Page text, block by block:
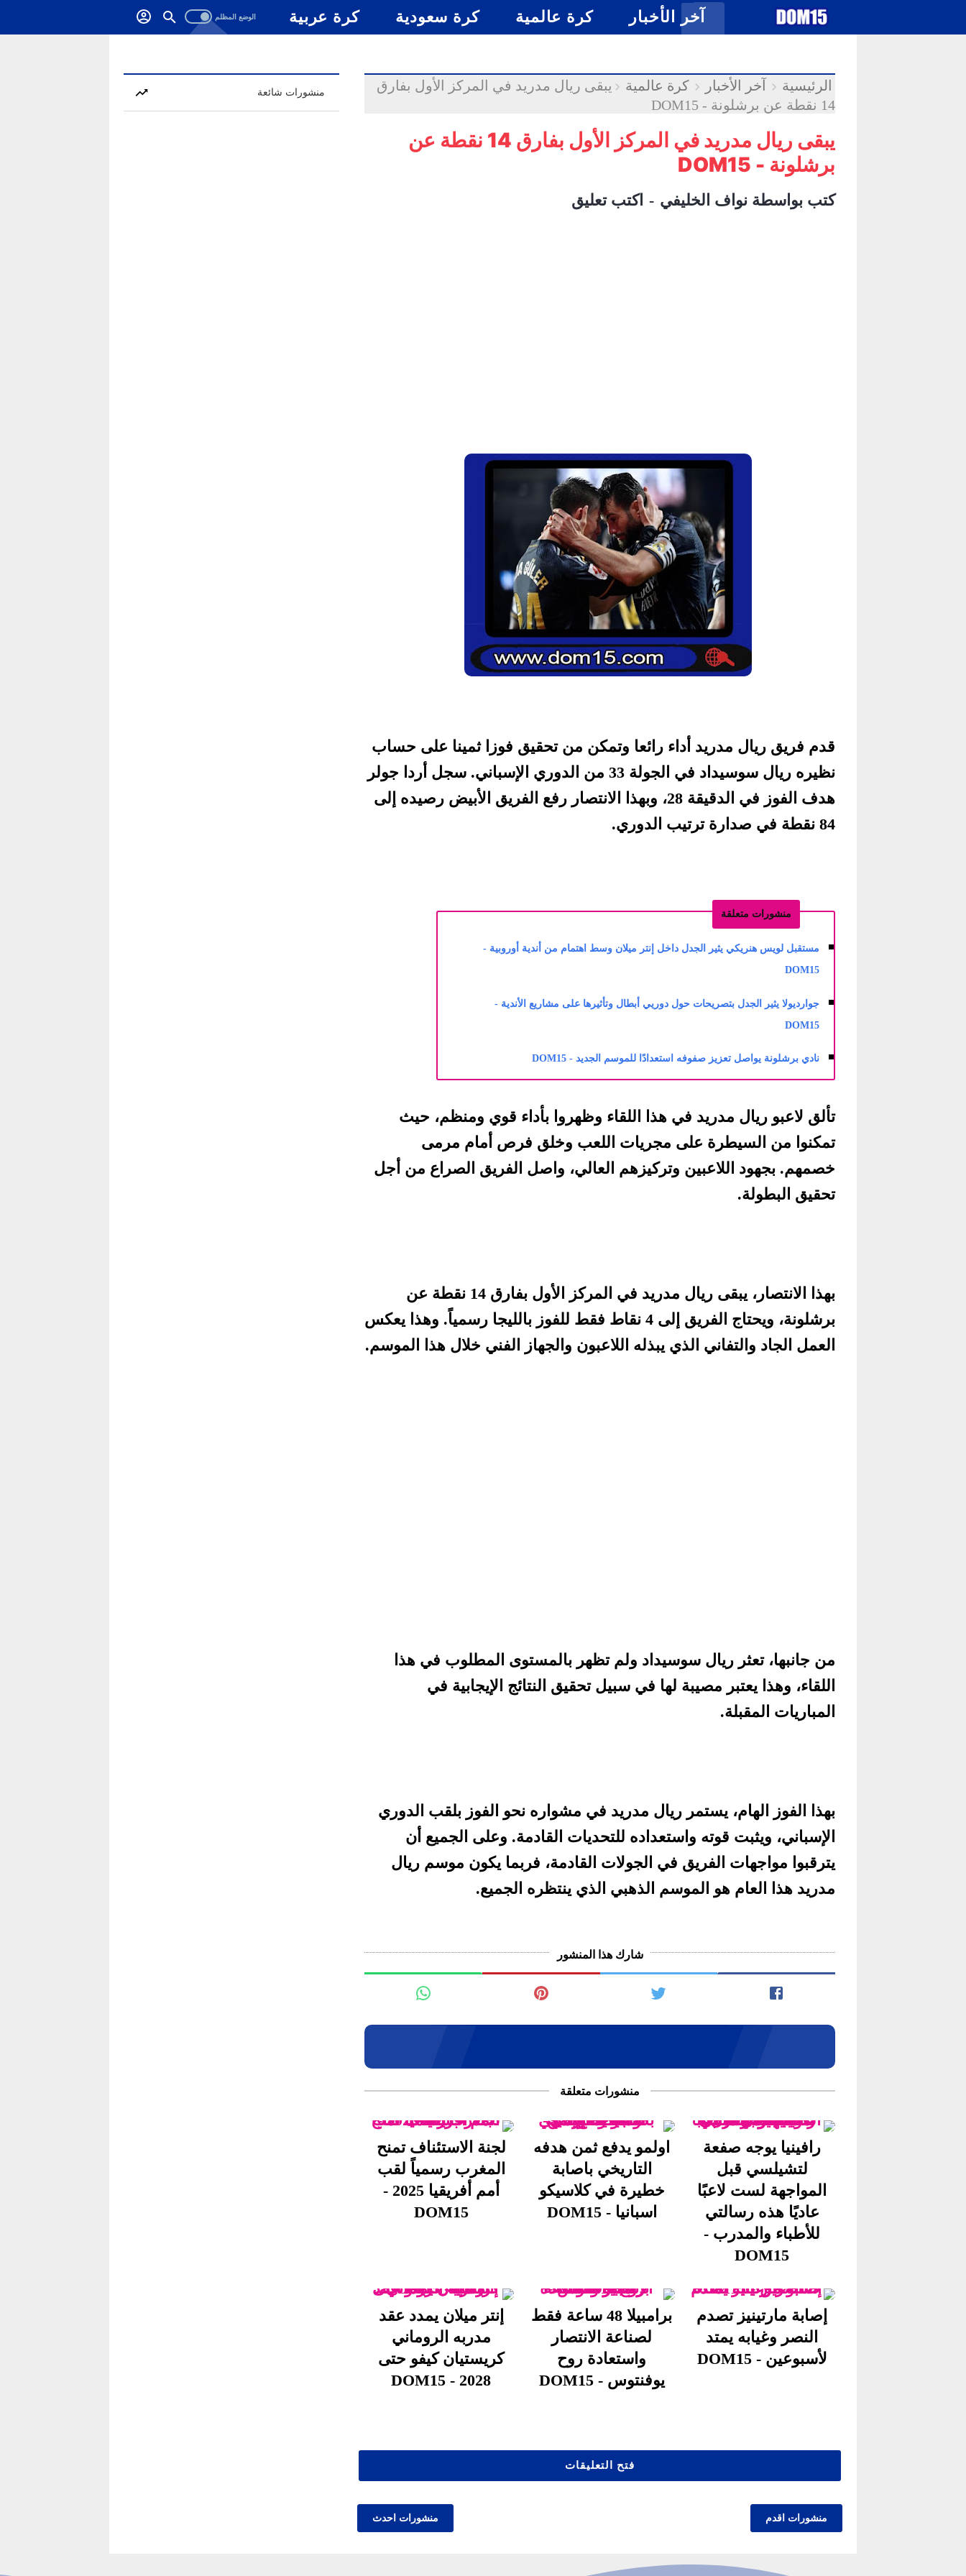
آخر الأخبار كرة عالمية كرة سعودية كرة عربية
الرئيسية آخر الأخبار كرة عالمية
يبقى ريال مدريد في المركز الأول بفارق
14 نقطة عن برشلونة - DOM15
يبقى ريال مدريد في المركز الأول بفارق 14 نقطة عن
برشلونة - DOM15
كتب بواسطة نواف الخليفي اكتب تعليق
قدم فريق ريال مدريد أداء رائعا وتمكن من تحقيق فوزا ثمينا على حساب
نظيره ريال سوسيداد في الجولة 33 من الدوري الإسباني. سجل أردا جولر
هدف الفوز في الدقيقة 28، وبهذا الانتصار رفع الفريق الأبيض رصيده إلى
84 نقطة في صدارة ترتيب الدوري.
منشورات متعلقة
مستقبل لويس هنريكي يثير الجدل داخل إنتر ميلان وسط اهتمام من أندية أوروبية -
DOM15
جوارديولا يثير الجدل بتصريحات حول دوريي أبطال وتأثيرها على مشاريع الأندية -
DOM15
نادي برشلونة يواصل تعزيز صفوفه استعدادًا للموسم الجديد - DOM15
تألق لاعبو ريال مدريد في هذا اللقاء وظهروا بأداء قوي ومنظم، حيث
تمكنوا من السيطرة على مجريات اللعب وخلق فرص أمام مرمى
خصمهم. بجهود اللاعبين وتركيزهم العالي، واصل الفريق الصراع من أجل
تحقيق البطولة.
بهذا الانتصار، يبقى ريال مدريد في المركز الأول بفارق 14 نقطة عن
برشلونة، ويحتاج الفريق إلى 4 نقاط فقط للفوز بالليجا رسمياً. وهذا يعكس
العمل الجاد والتفاني الذي يبذله اللاعبون والجهاز الفني خلال هذا الموسم.
من جانبها، تعثر ريال سوسيداد ولم تظهر بالمستوى المطلوب في هذا
اللقاء، وهذا يعتبر مصيبة لها في سبيل تحقيق النتائج الإيجابية في
المباريات المقبلة.
بهذا الفوز الهام، يستمر ريال مدريد في مشواره نحو الفوز بلقب الدوري
الإسباني، ويثبت قوته واستعداده للتحديات القادمة. وعلى الجميع أن
يترقبوا مواجهات الفريق في الجولات القادمة، فربما يكون موسم ريال
مدريد هذا العام هو الموسم الذهبي الذي ينتظره الجميع.
شارك هذا المنشور
منشورات متعلقة
رافينيا يوجه صفعة
لتشيلسي قبل
المواجهة لست لاعبًا
عاديًا هذه رسالتي
للأطباء والمدرب -
DOM15
اولمو يدفع ثمن هدفه
التاريخي باصابة
خطيرة في كلاسيكو
اسبانيا - DOM15
لجنة الاستئناف تمنح
المغرب رسمياً لقب
أمم أفريقيا 2025 -
DOM15
إصابة مارتينيز تصدم
النصر وغيابه يمتد
لأسبوعين - DOM15
برامبيلا 48 ساعة فقط
لصناعة الانتصار
واستعادة روح
يوفنتوس - DOM15
إنتر ميلان يمدد عقد
مدربه الروماني
كريستيان كيفو حتى
2028 - DOM15
فتح التعليقات
منشورات احدث منشورات اقدم
منشورات شائعة